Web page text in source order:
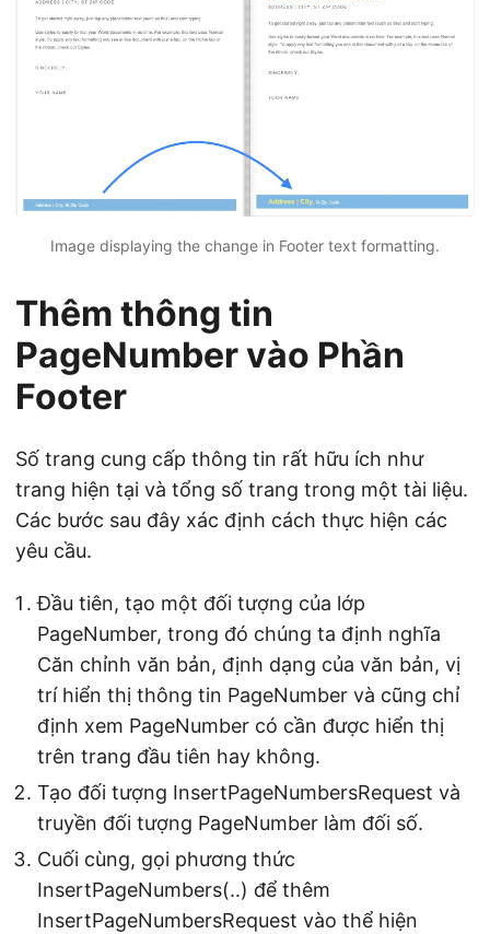
Image displaying the change in Footer text formatting.
Thêm thông tin
PageNumber vào Phần
Footer
Số trang cung cấp thông tin rất hữu ích như
trang hiện tại và tổng số trang trong một tài liệu.
Các bước sau đây xác định cách thực hiện các
yêu cầu.
Đầu tiên, tạo một đối tượng của lớp
PageNumber, trong đó chúng ta định nghĩa
Căn chỉnh văn bản, định dạng của văn bản, vị
trí hiển thị thông tin PageNumber và cũng chỉ
định xem PageNumber có cần được hiển thị
trên trang đầu tiên hay không.
Tạo đối tượng InsertPageNumbersRequest và
truyền đối tượng PageNumber làm đối số.
Cuối cùng, gọi phương thức
InsertPageNumbers(..) để thêm
InsertPageNumbersRequest vào thể hiện